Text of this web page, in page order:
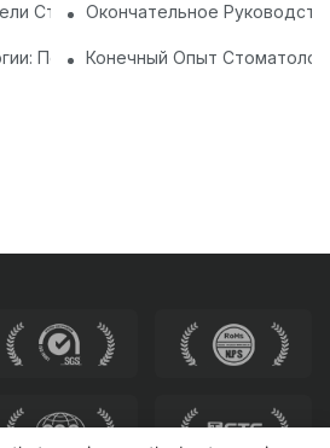
Стоматологических Стульев В
Окончательное
Персонализированные
Конечный Опыт